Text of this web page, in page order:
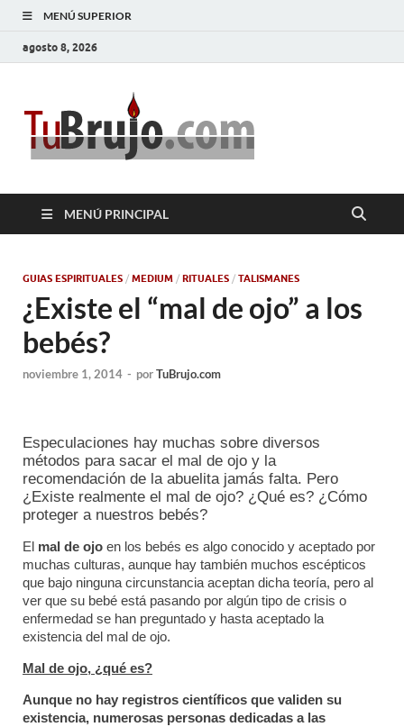
MENÚ SUPERIOR
agosto 8, 2026
MENÚ PRINCIPAL
GUIAS ESPIRITUALES / MEDIUM / RITUALES / TALISMANES
¿Existe el “mal de ojo” a los
bebés?
noviembre 1, 2014 - porTuBrujo.com
Especulaciones hay muchas sobre diversos
métodos para sacar el mal de ojo y la
recomendación de la abuelita jamás falta. Pero
¿Existe realmente el mal de ojo? ¿Qué es? ¿Cómo
proteger a nuestros bebés?
El mal de ojo en los bebés es algo conocido y aceptado por
muchas culturas, aunque hay también muchos escépticos
que bajo ninguna circunstancia aceptan dicha teoría, pero al
ver que su bebé está pasando por algún tipo de crisis o
enfermedad se han preguntado y hasta aceptado la
existencia del mal de ojo.
Mal de ojo, ¿qué es?
Aunque no hay registros científicos que validen su
existencia, numerosas personas dedicadas a las